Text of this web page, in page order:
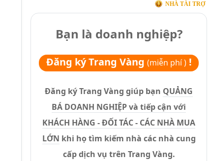
NHÀ TÀI TRỢ
Bạn là doanh nghiệp?
Đăng ký Trang Vàng (miễn phí )!
Đăng ký Trang Vàng giúp bạn QUẢNG
BÁ DOANH NGHIỆP và tiếp cận với
KHÁCH HÀNG - ĐỐI TÁC - CÁC NHÀ MUA
LỚN khi họ tìm kiếm nhà các nhà cung
cấp dịch vụ trên Trang Vàng.